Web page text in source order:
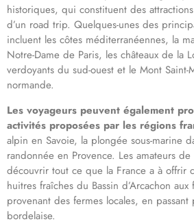
historiques, qui constituent des
d’un road trip. Quelques-unes des
incluent les côtes méditerranéennes, la
Notre-Dame de Paris, les châteaux de la
verdoyants du sud-ouest et le Mont Saint-
normande.
Les voyageurs peuvent également
activités proposées par les régions
alpin en Savoie, la plongée sous-marine
randonnée en Provence. Les amateurs
découvrir tout ce que la France a à offrir
huitres fraîches du Bassin d’Arcachon
provenant des fermes locales, en
bordelaise.